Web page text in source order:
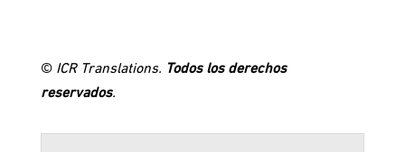
© ICR Translations. Todos los derechos
reservados.